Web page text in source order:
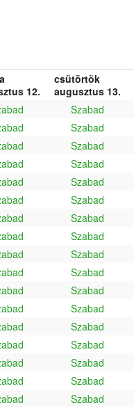
12.
csütörtök
augusztus 13.
Szabad
Szabad
Szabad
Szabad
Szabad
Szabad
Szabad
Szabad
Szabad
Szabad
Szabad
Szabad
Szabad
Szabad
Szabad
Szabad
Szabad